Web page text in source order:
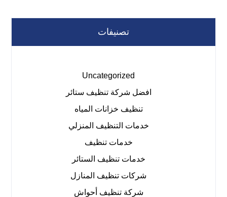
تصنيفات
Uncategorized
افضل شركة تنظيف ستائر
تنظيف خزانات المياه
خدمات التنظيف المنزلي
خدمات تنظيف
خدمات تنظيف الستائر
شركات تنظيف المنازل
شركة تنظيف أحواش